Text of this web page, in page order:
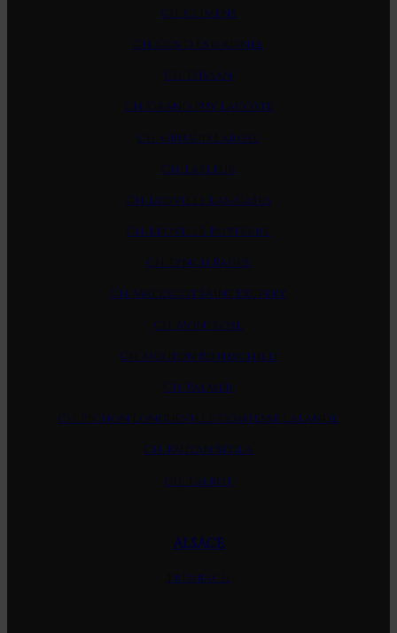
Ch. Climens
Ch. Cos D Estournel
Ch. D'Issan
Ch. Grand Puy Lacoste
Ch. Gruaud Larose
Ch. Lafleur
Ch. Leoville Las-Cases
Ch. Leoville Poyferre
Ch. Lynch Bages
Ch. Malescot Saint Exupery
Ch. Montrose
Ch. Mouton Rothschild
Ch. Palmer
Ch. Pichon Longueville Comtesse Lalande
Ch. Rauzan Segla
Ch. Talbot
ALSACE
Trimbach